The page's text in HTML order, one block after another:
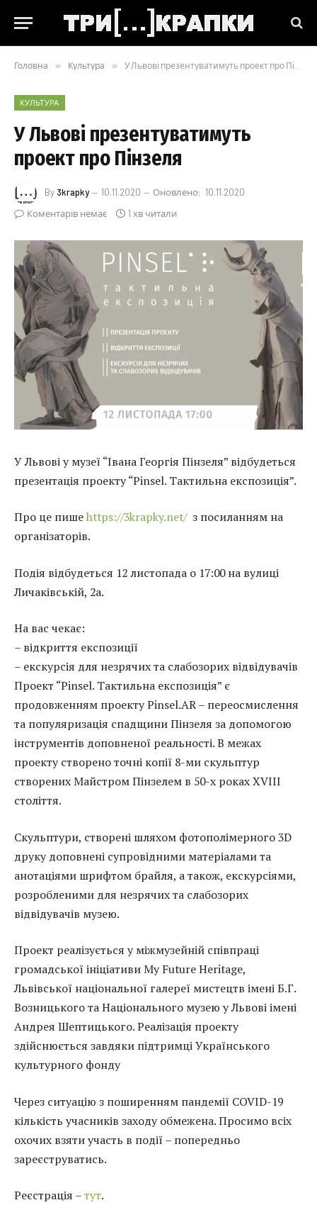
Головна » Культура » У Львові презентуватимуть проект про Пінзеля
КУЛЬТУРА
У Львові презентуватимуть
проект про Пінзеля
By 3krapky 10.11.2020 Оновлено: 10.11.2020
Коментарів немає
1 хв читали
У Львові у музеї “Івана Георгія Пінзеля” відбудеться
презентація проекту “Pinsel. Тактильна експозиція”.
Про це пишеhttps://3krapky.net/з посиланням на
організаторів.
Подія відбудеться 12 листопада о 17:00 на вулиці
Личаківській, 2а.
На вас чекає:
– відкриття експозиції
– екскурсія для незрячих та слабозорих відвідувачів
Проект “Pinsel. Тактильна експозиція” є
продовженням проекту Pinsel.AR – переосмислення
та популяризація спадщини Пінзеля за допомогою
інструментів доповненої реальності. В межах
проекту створено точні копії 8-ми скульптур
створених Майстром Пінзелем в 50-х роках XVIII
століття.
Скульптури, створені шляхом фотополімерного 3D
друку доповнені супровідними матеріалами та
анотаціями шрифтом брайля, а також, екскурсіями,
розробленими для незрячих та слабозорих
відвідувачів музею.
Проект реалізується у міжмузейній співпраці
громадської ініціативи My Future Heritage,
Львівської національної галереї мистецтв імені Б.Г.
Возницького та Національного музею у Львові імені
Андрея Шептицького. Реалізація проекту
здійснюється завдяки підтримці Українського
культурного фонду
Через ситуацію з поширенням пандемії COVID-19
кількість учасників заходу обмежена. Просимо всіх
охочих взяти участь в події – попередньо
зареєструватись.
Реєстрація –тут.